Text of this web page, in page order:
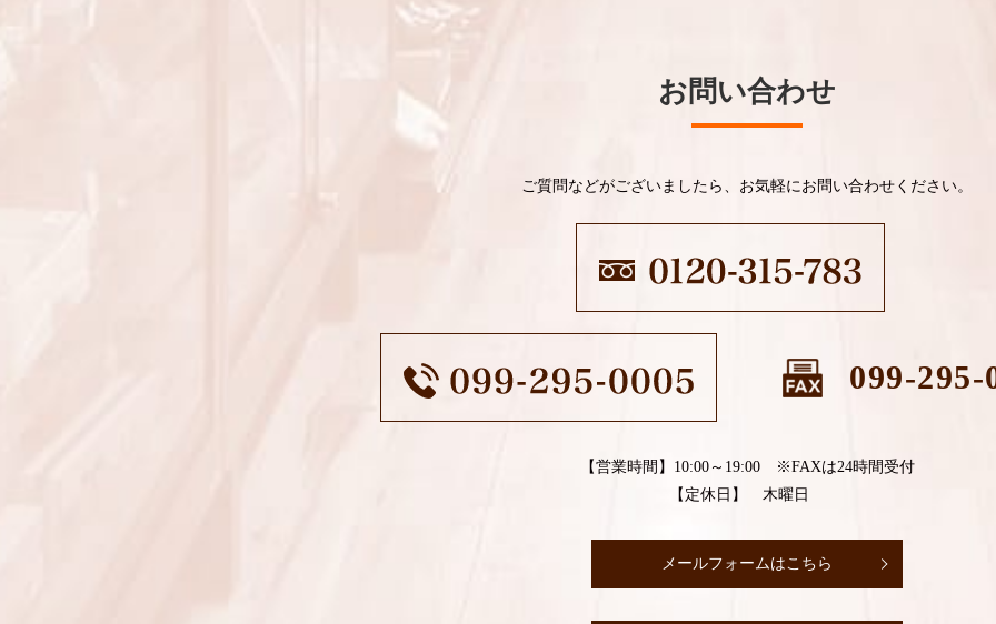
お問い合わせ
ご質問などがございましたら、お気軽にお問い合わせください。
099-295-
【営業時間】10:00～19:00 ※FAXは24時間受付
【定休日】 木曜日
メールフォームはこちら